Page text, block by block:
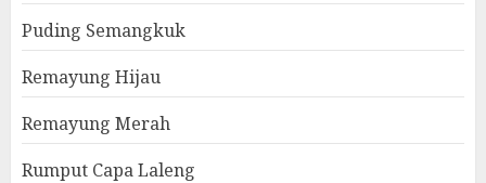
Puding Semangkuk
Remayung Hijau
Remayung Merah
Rumput Capa Laleng